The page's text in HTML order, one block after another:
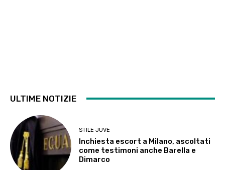
ULTIME NOTIZIE
STILE JUVE
Inchiesta escort a Milano, ascoltati
come testimoni anche Barella e
Dimarco